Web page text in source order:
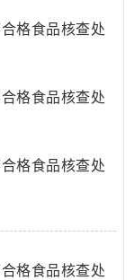
格食品核查处
格食品核查处
格食品核查处
格食品核查处